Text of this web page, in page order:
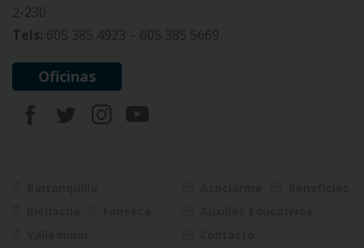
2-230
Tels: 605 385 4923 – 605 385 5669
Oficinas